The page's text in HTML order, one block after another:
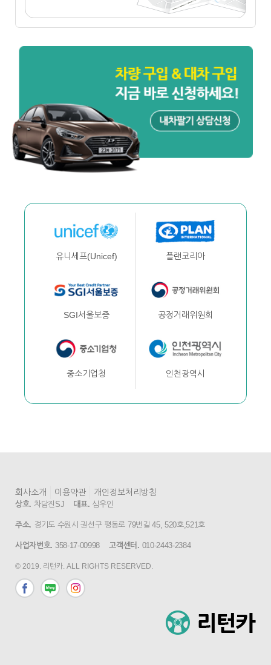
유니세프(Unicef) 플랜코리아
SGI서울보증 공정거래위원회
중소기업청 인천광역시
회사소개 이용약관 개인정보처리방침
상호. 차담진SJ 대표. 심우인
주소. 경기도 수원시 권선구 평동로 79번길 45, 520호,521호
사업자번호. 358-17-00998 고객센터. 010-2443-2384
© 2019. 리턴카. ALL RIGHTS RESERVED.